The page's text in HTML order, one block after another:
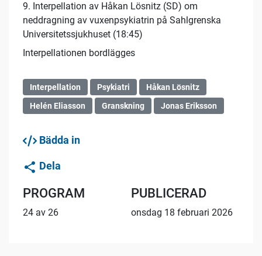
9. Interpellation av Håkan Lösnitz (SD) om
neddragning av vuxenpsykiatrin på Sahlgrenska
Universitetssjukhuset (18:45)
Interpellationen bordlägges
Interpellation Psykiatri
Håkan Lösnitz
Helén Eliasson
Granskning Jonas Eriksson
Bädda in
Dela
PROGRAM
24 av 26
PUBLICERAD
onsdag 18 februari 2026